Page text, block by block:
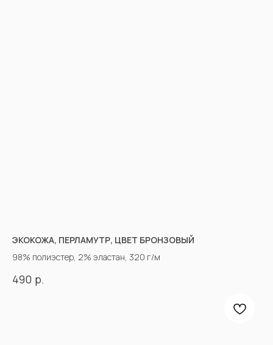
ЭКОКОЖА, ПЕРЛАМУТР, ЦВЕТ БРОНЗОВЫЙ
98% полиэстер, 2% эластан, 320 г/м
490 р.